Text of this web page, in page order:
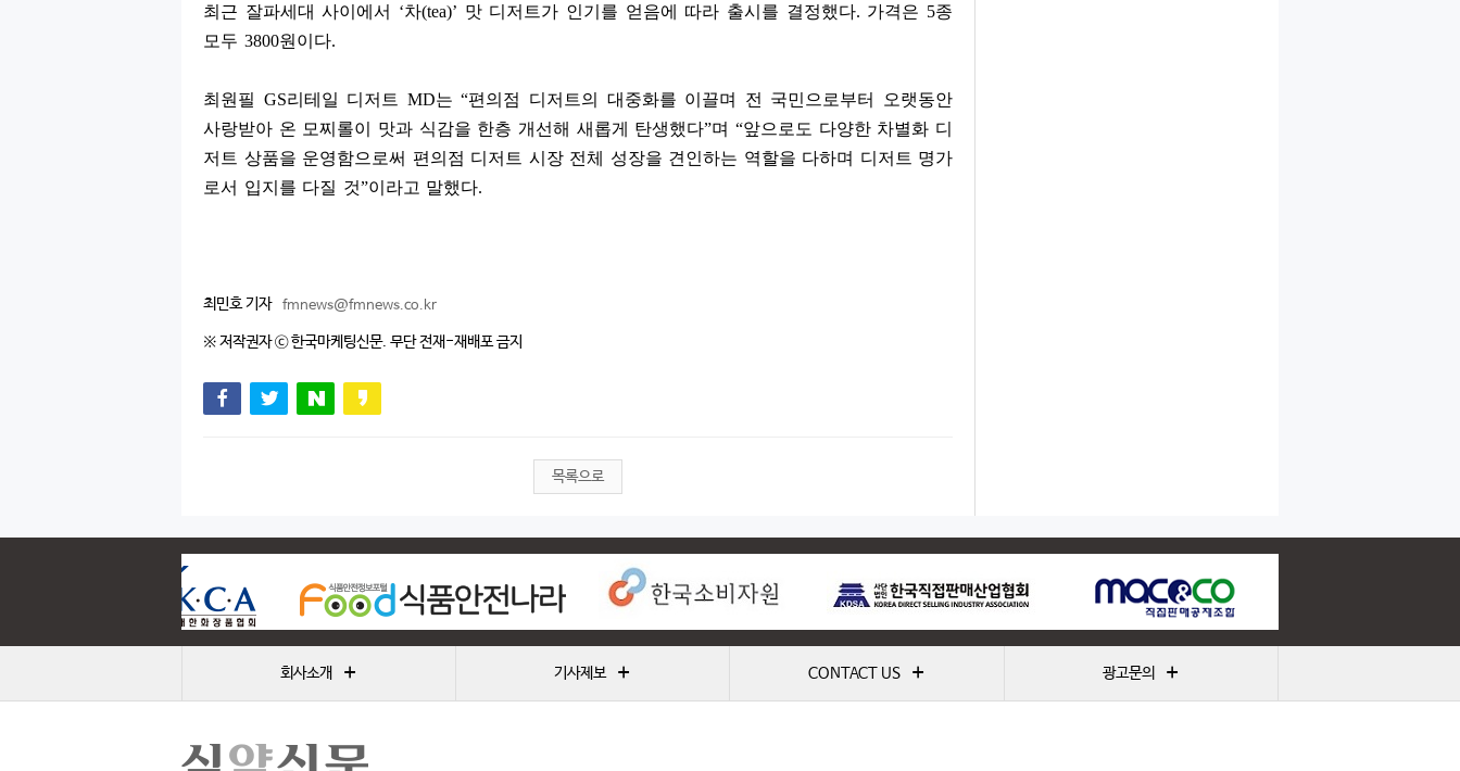
최근 잘파세대 사이에서 ‘차(tea)’ 맛 디저트가 인기를 얻음에 따라 출시를 결정했다. 가격은 5종
모두 3800원이다.
최원필 GS리테일 디저트 MD는“편의점 디저트의 대중화를 이끌며 전 국민으로부터 오랫동안
사랑받아 온 모찌롤이 맛과 식감을 한층 개선해 새롭게 탄생했다”며“앞으로도 다양한 차별화 디
저트 상품을 운영함으로써 편의점 디저트 시장 전체 성장을 견인하는 역할을 다하며 디저트 명가
로서 입지를 다질 것”이라고 말했다.
최민호 기자 fmnews@fmnews.co.kr
※ 저작권자 ⓒ 한국마케팅신문. 무단 전재-재배포 금지
목록으로
회사소개 + 기사제보 + CONTACT US + 광고문의 +